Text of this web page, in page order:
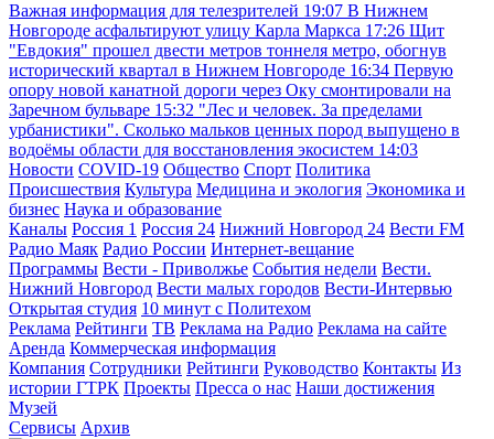
Важная информация для телезрителей 19:07 В Нижнем
Новгороде асфальтируют улицу Карла Маркса 17:26 Щит
"Евдокия" прошел двести метров тоннеля метро, обогнув
исторический квартал в Нижнем Новгороде 16:34 Первую
опору новой канатной дороги через Оку смонтировали на
Заречном бульваре 15:32 "Лес и человек. За пределами
урбанистики". Сколько мальков ценных пород выпущено в
водоёмы области для восстановления экосистем 14:03
Новости COVID-19 Общество Спорт Политика
Происшествия Культура Медицина и экология Экономика и
бизнес Наука и образование
Каналы Россия 1 Россия 24 Нижний Новгород 24 Вести FM
Радио Маяк Радио России Интернет-вещание
Программы Вести - Приволжье События недели Вести.
Нижний Новгород Вести малых городов Вести-Интервью
Открытая студия 10 минут с Политехом
Реклама Рейтинги ТВ Реклама на Радио Реклама на сайте
Аренда Коммерческая информация
Компания Сотрудники Рейтинги Руководство Контакты Из
истории ГТРК Проекты Пресса о нас Наши достижения
Музей
Сервисы Архив